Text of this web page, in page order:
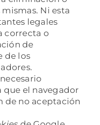
Ni esta
legales
correcta o
de
de los
que el navegador
de no aceptación